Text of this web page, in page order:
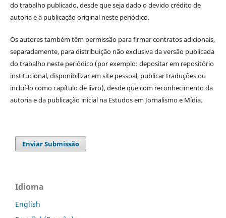
do trabalho publicado, desde que seja dado o devido crédito de
autoria e à publicação original neste periódico.
Os autores também têm permissão para firmar contratos adicionais,
separadamente, para distribuição não exclusiva da versão publicada
do trabalho neste periódico (por exemplo: depositar em repositório
institucional, disponibilizar em site pessoal, publicar traduções ou
incluí-lo como capítulo de livro), desde que com reconhecimento da
autoria e da publicação inicial na Estudos em Jornalismo e Mídia.
Enviar Submissão
Idioma
English